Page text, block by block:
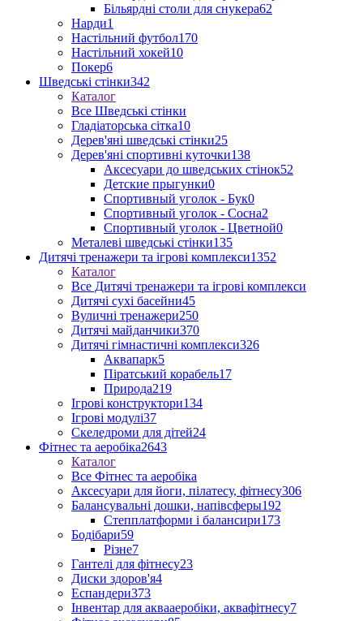
Більярдні столи для снукера62
Нарди1
Настільний футбол170
Настільний хокей10
Покер6
Шведські стінки342
Каталог
Все Шведські стінки
Гладіаторська сітка10
Дерев'яні шведські стінки25
Дерев'яні спортивні куточки138
Аксесуари до шведських стінок52
Детские прыгунки0
Спортивный уголок - Бук0
Спортивный уголок - Сосна2
Спортивный уголок - Цветной0
Металеві шведські стінки135
Дитячі тренажери та ігрові комплекси1352
Каталог
Все Дитячі тренажери та ігрові комплекси
Дитячі сухі басейни45
Вуличні тренажери250
Дитячі майданчики370
Дитячі гімнастичні комплекси326
Аквапарк5
Піратський корабель17
Природа219
Ігрові конструктори134
Ігрові модулі37
Скеледроми для дітей24
Фітнес та аеробіка2643
Каталог
Все Фітнес та аеробіка
Аксесуари для йоги, пілатесу, фітнесу306
Балансувальні дошки, напівсферы192
Степплатформи і балансири173
Бодібари59
Різне7
Гантелі для фітнесу23
Диски здоров'я4
Еспандери373
Інвентар для аквааеробіки, аквафітнесу7